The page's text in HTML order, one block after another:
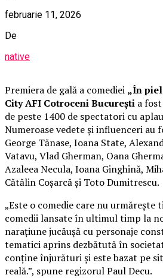
februarie 11, 2026
De
native
Premiera de gală a comediei „În
City AFI Cotroceni București a
de peste 1400 de spectatori cu
Numeroase vedete și influenceri au
George Tănase, Ioana State,
Vatavu, Vlad Gherman, Oana
Azaleea Necula, Ioana Ginghină,
Cătălin Coșarcă și Toto Dumitrescu.
„Este o comedie care nu
comedii lansate în ultimul timp la
narațiune jucăușă cu personaje
tematici aprins dezbătută în
conține înjurături și este bazat pe
reală.”, spune regizorul Paul Decu.